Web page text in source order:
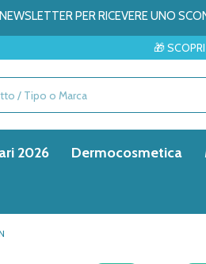
PER RICEVERE UNO
🎁 SCOPRI LE
2026 Dermocosmetica